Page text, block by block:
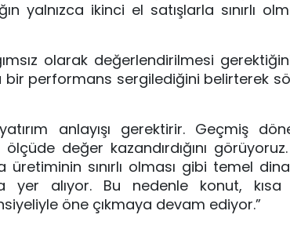
ikinci el satışlarla sınırlı
olarak değerlendirilmesi
performans sergilediğini belirterek
anlayışı gerektirir. Geçmiş
değer kazandırdığını
sınırlı olması gibi temel
yer alıyor. Bu nedenle konut, kısa
öne çıkmaya devam ediyor.”